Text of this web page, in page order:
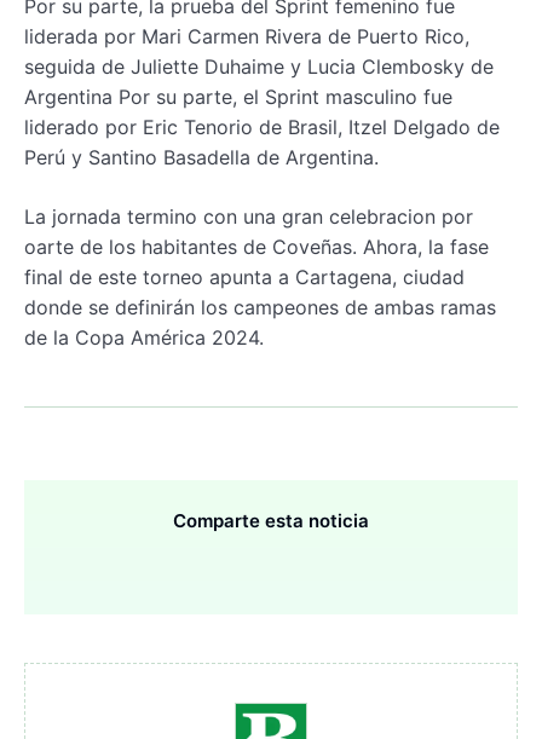
Por su parte, la prueba del Sprint femenino fue
liderada por Mari Carmen Rivera de Puerto Rico,
seguida de Juliette Duhaime y Lucia Clembosky de
Argentina Por su parte, el Sprint masculino fue
liderado por Eric Tenorio de Brasil, Itzel Delgado de
Perú y Santino Basadella de Argentina.
La jornada termino con una gran celebracion por
oarte de los habitantes de Coveñas. Ahora, la fase
final de este torneo apunta a Cartagena, ciudad
donde se definirán los campeones de ambas ramas
de la Copa América 2024.
Comparte esta noticia